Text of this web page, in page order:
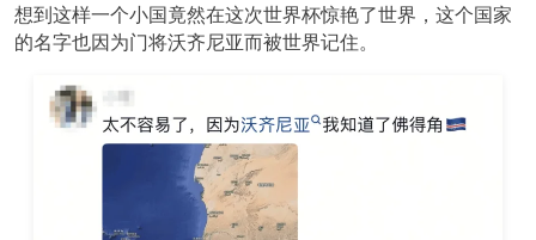
想到这样一个小国竟然在这次世界杯惊艳了世界，这个国家
的名字也因为门将沃齐尼亚而被世界记住。